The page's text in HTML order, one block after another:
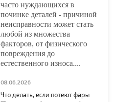
часто нуждающихся в
починке деталей - причиной
неисправности может стать
любой из множества
факторов, от физического
повреждения до
естественного износа....
08.06.2026
Что делать, если потеют фары